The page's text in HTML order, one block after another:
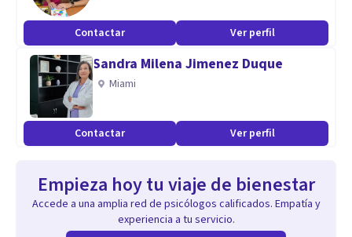
Contactar Ver perfil
Sandra Milena Jimenez Duque
Miami
Contactar Ver perfil
Empieza hoy tu viaje de bienestar
Accede a una amplia red de psicólogos calificados. Empatía y
experiencia a tu servicio.